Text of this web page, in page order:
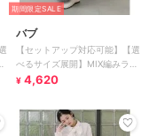
期間限定SALE
バブ
【セットアップ対応可能】【選
べるサイズ展開】MIX編みライ
ンニットスカート
¥ 4,620